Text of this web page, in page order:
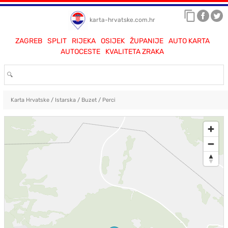
karta-hrvatske.com.hr
ZAGREB SPLIT RIJEKA OSIJEK ŽUPANIJE
AUTO KARTA
AUTOCESTE
KVALITETA ZRAKA
Karta Hrvatske/ Istarska/ Buzet/ Perci